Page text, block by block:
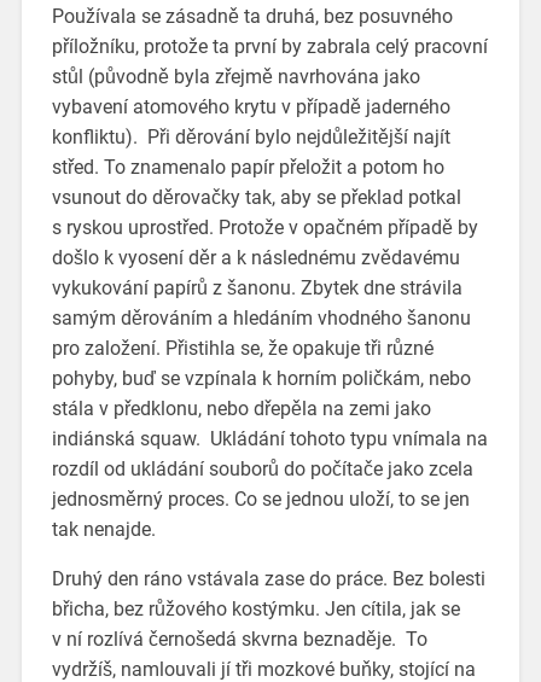
Používala se zásadně ta druhá, bez posuvného
příložníku, protože ta první by zabrala celý pracovní
stůl (původně byla zřejmě navrhována jako
vybavení atomového krytu v případě jaderného
konfliktu). Při děrování bylo nejdůležitější najít
střed. To znamenalo papír přeložit a potom ho
vsunout do děrovačky tak, aby se překlad potkal
s ryskou uprostřed. Protože v opačném případě by
došlo k vyosení děr a k následnému zvědavému
vykukování papírů z šanonu. Zbytek dne strávila
samým děrováním a hledáním vhodného šanonu
pro založení. Přistihla se, že opakuje tři různé
pohyby, buď se vzpínala k horním poličkám, nebo
stála v předklonu, nebo dřepěla na zemi jako
indiánská squaw. Ukládání tohoto typu vnímala na
rozdíl od ukládání souborů do počítače jako zcela
jednosměrný proces. Co se jednou uloží, to se jen
tak nenajde.
Druhý den ráno vstávala zase do práce. Bez bolesti
břicha, bez růžového kostýmku. Jen cítila, jak se
v ní rozlívá černošedá skvrna beznaděje. To
vydržíš, namlouvali jí tři mozkové buňky, stojící na